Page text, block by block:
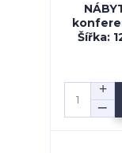
Šířka: